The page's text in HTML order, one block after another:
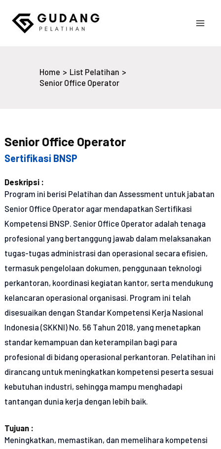
content
Home
List Pelatihan
Senior Office Operator
Senior Office Operator
Sertifikasi BNSP
Deskripsi :
Program ini berisi Pelatihan dan Assessment untuk jabatan
Senior Office Operator agar mendapatkan Sertifikasi
Kompetensi BNSP. Senior Office Operator adalah tenaga
profesional yang bertanggung jawab dalam melaksanakan
tugas-tugas administrasi dan operasional secara efisien,
termasuk pengelolaan dokumen, penggunaan teknologi
perkantoran, koordinasi kegiatan kantor, serta mendukung
kelancaran operasional organisasi. Program ini telah
disesuaikan dengan Standar Kompetensi Kerja Nasional
Indonesia (SKKNI) No. 56 Tahun 2018, yang menetapkan
standar kemampuan dan keterampilan bagi para
profesional di bidang operasional perkantoran. Pelatihan ini
dirancang untuk meningkatkan kompetensi peserta sesuai
kebutuhan industri, sehingga mampu menghadapi
tantangan dunia kerja dengan lebih baik.
Tujuan :
Meningkatkan, memastikan, dan memelihara kompetensi